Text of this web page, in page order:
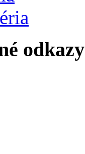
odkazy